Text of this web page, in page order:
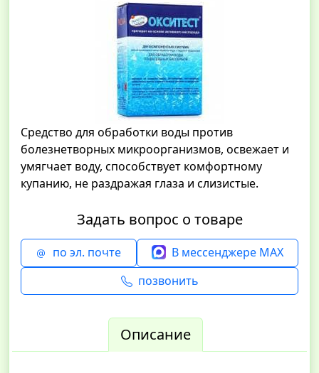
Средство для обработки воды против
болезнетворных микроорганизмов, освежает и
умягчает воду, способствует комфортному
купанию, не раздражая глаза и слизистые.
Задать вопрос о товаре
по эл. почте
В мессенджере MAX
позвонить
Описание